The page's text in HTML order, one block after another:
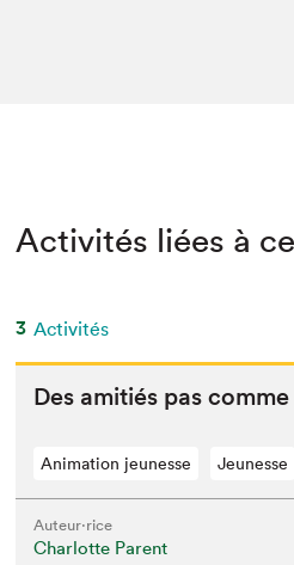
Activités liées à
3 Activités
Des ami­tiés pas
Animation jeunesse Jeunesse
Auteur·rice
Charlotte Parent